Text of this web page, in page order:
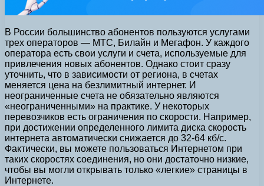
В России большинство абонентов пользуются услугами
трех операторов — МТС, Билайн и Мегафон. У каждого
оператора есть свои услуги и счета, используемые для
привлечения новых абонентов. Однако стоит сразу
уточнить, что в зависимости от региона, в счетах
меняется цена на безлимитный интернет. И
неограниченные счета не обязательно являются
«неограниченными» на практике. У некоторых
перевозчиков есть ограничения по скорости. Например,
при достижении определенного лимита диска скорость
интернета автоматически снижается до 32-64 кб/с.
Фактически, вы можете пользоваться Интернетом при
таких скоростях соединения, но они достаточно низкие,
чтобы вы могли открывать только «легкие» страницы в
Интернете.